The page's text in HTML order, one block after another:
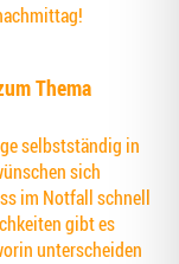
The­ma
selbstständig in
sich
im Notfall schnell
gibt es
unterscheiden